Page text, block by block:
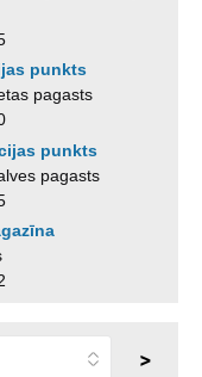
punkts
pagasts
punkts
pagasts
>